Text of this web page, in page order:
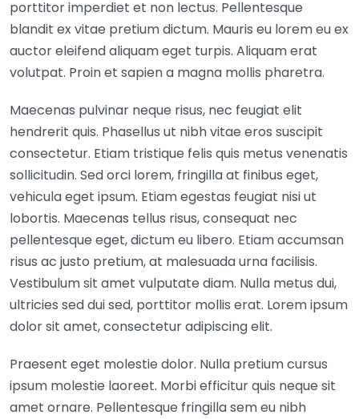
porttitor imperdiet et non lectus. Pellentesque
blandit ex vitae pretium dictum. Mauris eu lorem eu ex
auctor eleifend aliquam eget turpis. Aliquam erat
volutpat. Proin et sapien a magna mollis pharetra.
Maecenas pulvinar neque risus, nec feugiat elit
hendrerit quis. Phasellus ut nibh vitae eros suscipit
consectetur. Etiam tristique felis quis metus venenatis
sollicitudin. Sed orci lorem, fringilla at finibus eget,
vehicula eget ipsum. Etiam egestas feugiat nisi ut
lobortis. Maecenas tellus risus, consequat nec
pellentesque eget, dictum eu libero. Etiam accumsan
risus ac justo pretium, at malesuada urna facilisis.
Vestibulum sit amet vulputate diam. Nulla metus dui,
ultricies sed dui sed, porttitor mollis erat. Lorem ipsum
dolor sit amet, consectetur adipiscing elit.
Praesent eget molestie dolor. Nulla pretium cursus
ipsum molestie laoreet. Morbi efficitur quis neque sit
amet ornare. Pellentesque fringilla sem eu nibh